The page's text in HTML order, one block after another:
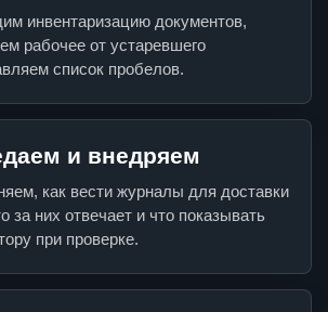
инвентаризацию документов,
рабочее от устаревшего
список пробелов.
и внедряем
как вести журналы для доставки
за них отвечает и что показывать
при проверке.